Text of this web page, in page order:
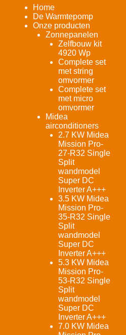
Home
De Warmtepomp
Onze producten
Zonnepanelen
Zelfbouw kit
4920 Wp
Complete set
met string
omvormer
Complete set
met micro
omvormer
Midea
airconditioners
2.7 KW Midea
Mission Pro-
27-R32 Single
Split
wandmodel
Super DC
Inverter A+++
3.5 KW Midea
Mission Pro-
35-R32 Single
Split
wandmodel
Super DC
Inverter A+++
5.3 KW Midea
Mission Pro-
53-R32 Single
Split
wandmodel
Super DC
Inverter A+++
7.0 KW Midea